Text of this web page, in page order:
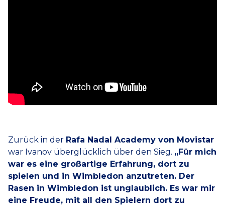
Zurück in der Rafa Nadal Academy von Movistar
war Ivanov überglücklich über den Sieg. „Für mich
war es eine großartige Erfahrung, dort zu
spielen und in Wimbledon anzutreten. Der
Rasen in Wimbledon ist unglaublich. Es war mir
eine Freude, mit all den Spielern dort zu